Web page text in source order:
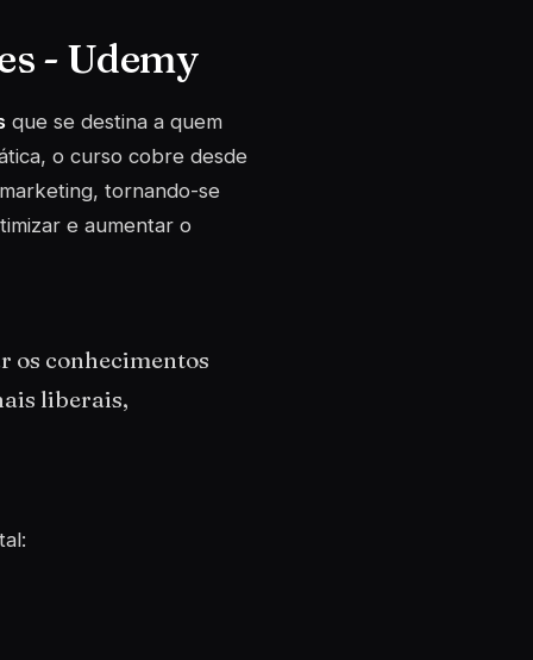
- Udemy
que se destina a quem
o curso cobre desde
tornando-se
e aumentar o
os conhecimentos
liberais,